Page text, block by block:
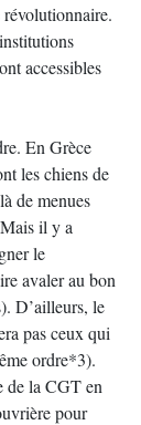
révolutionnaire.
accessibles
En Grèce
les chiens de
de menues
il y a
le
avaler au bon
D’ailleurs, le
pas ceux qui
ordre*3).
de la CGT en
pour